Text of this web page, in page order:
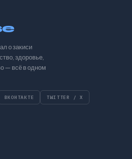
о закиси
здоровье,
— всё в одном
ВКОНТАКТЕ TWITTER / X